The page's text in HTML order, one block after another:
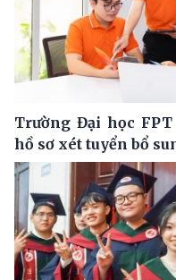
Trường Đại học
hồ sơ xét tuyển bổ